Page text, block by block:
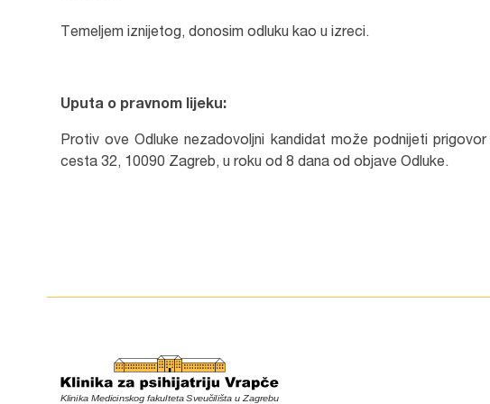
Temeljem iznijetog, donosim odluku kao u izreci.
Uputa o pravnom lijeku:
Protiv ove Odluke nezadovoljni kandidat može podnijeti
cesta 32, 10090 Zagreb, u roku od 8 dana od objave Odluke.